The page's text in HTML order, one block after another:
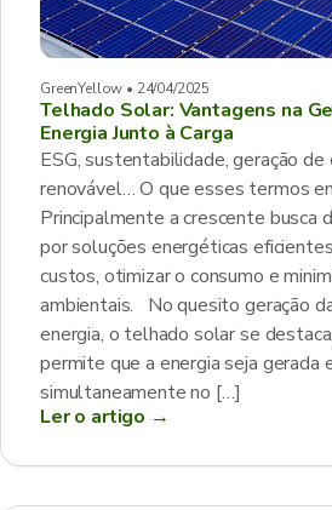
GreenYellow • 24/04/2025
Telhado Solar: Vantagens na
Energia Junto à Carga
ESG, sustentabilidade, geração de
renovável… O que esses termos
Principalmente a crescente busca
por soluções energéticas
custos, otimizar o consumo e
ambientais. No quesito geração
energia, o telhado solar se
permite que a energia seja gerada
simultaneamente no […]
Ler o artigo →